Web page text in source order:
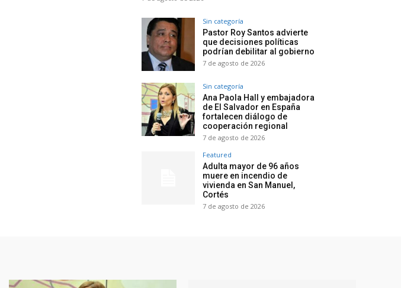
Sin categoría
Pastor Roy Santos advierte
que decisiones políticas
podrían debilitar al gobierno
7 de agosto de 2026
Sin categoría
Ana Paola Hall y embajadora
de El Salvador en España
fortalecen diálogo de
cooperación regional
7 de agosto de 2026
Featured
Adulta mayor de 96 años
muere en incendio de
vivienda en San Manuel,
Cortés
7 de agosto de 2026